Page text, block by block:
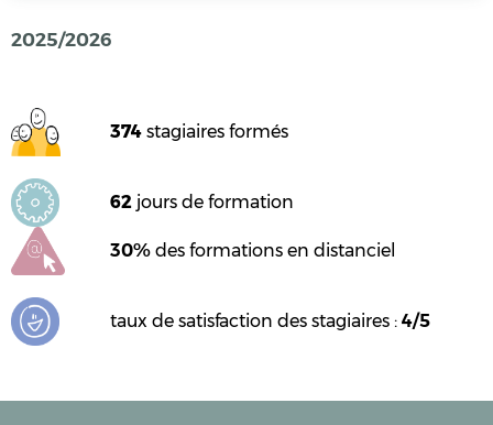
2025/2026
374 stagiaires formés
62 jours de formation
30% des formations en distanciel
taux de satisfaction des stagiaires : 4/5